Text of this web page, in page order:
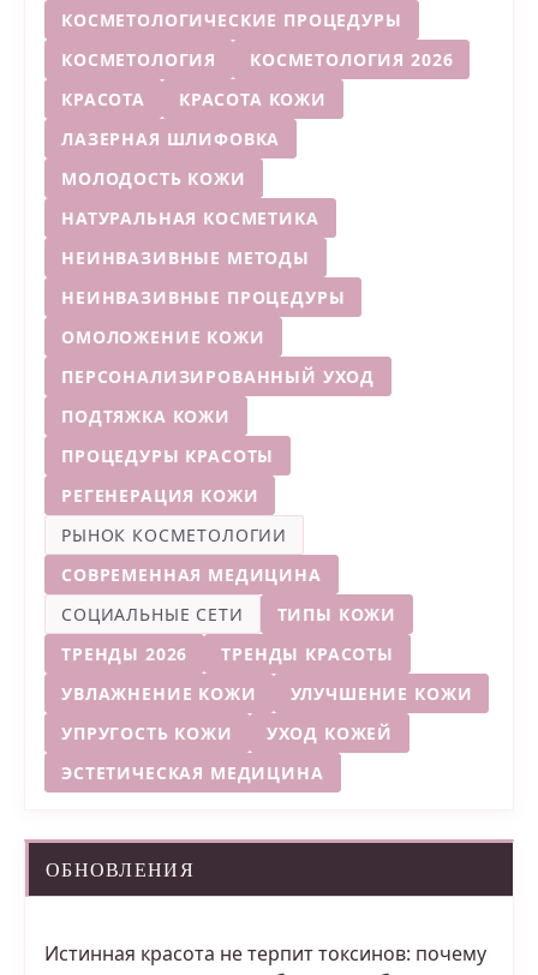
КОСМЕТОЛОГИЧЕСКИЕ ПРОЦЕДУРЫ
КОСМЕТОЛОГИЯ
КОСМЕТОЛОГИЯ 2026
КРАСОТА
КРАСОТА КОЖИ
ЛАЗЕРНАЯ ШЛИФОВКА
МОЛОДОСТЬ КОЖИ
НАТУРАЛЬНАЯ КОСМЕТИКА
НЕИНВАЗИВНЫЕ МЕТОДЫ
НЕИНВАЗИВНЫЕ ПРОЦЕДУРЫ
ОМОЛОЖЕНИЕ КОЖИ
ПЕРСОНАЛИЗИРОВАННЫЙ УХОД
ПОДТЯЖКА КОЖИ
ПРОЦЕДУРЫ КРАСОТЫ
РЕГЕНЕРАЦИЯ КОЖИ
РЫНОК КОСМЕТОЛОГИИ
СОВРЕМЕННАЯ МЕДИЦИНА
СОЦИАЛЬНЫЕ СЕТИ
ТИПЫ КОЖИ
ТРЕНДЫ 2026
ТРЕНДЫ КРАСОТЫ
УВЛАЖНЕНИЕ КОЖИ
УЛУЧШЕНИЕ КОЖИ
УПРУГОСТЬ КОЖИ
УХОД КОЖЕЙ
ЭСТЕТИЧЕСКАЯ МЕДИЦИНА
ОБНОВЛЕНИЯ
Истинная красота не терпит токсинов: почему